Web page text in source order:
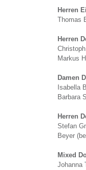
Herren
Thomas
Herren
Markus
Damen
Isabella
Barbara
Herren
Stefan
Beyer
Mixed
Johanna